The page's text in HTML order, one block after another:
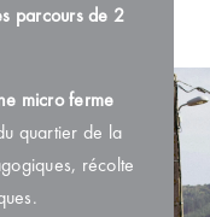
parcours de 2
micro ferme
quartier de la
récolte